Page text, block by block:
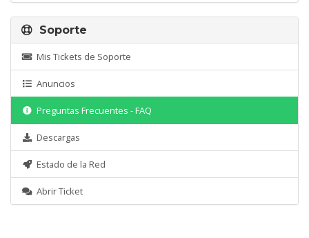
Soporte
Mis Tickets de Soporte
Anuncios
Preguntas Frecuentes - FAQ
Descargas
Estado de la Red
Abrir Ticket